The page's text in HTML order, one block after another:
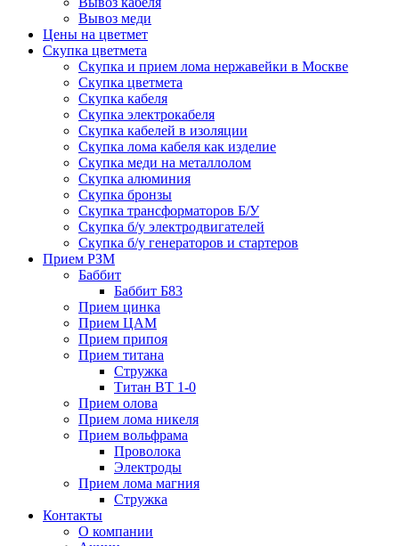
Вывоз меди
Цены на цветмет
Скупка цветмета
Скупка и прием лома нержавейки в Москве
Скупка цветмета
Скупка кабеля
Скупка электрокабеля
Скупка кабелей в изоляции
Скупка лома кабеля как изделие
Скупка меди на металлолом
Скупка алюминия
Скупка бронзы
Скупка трансформаторов Б/У
Скупка б/у электродвигателей
Скупка б/у генераторов и стартеров
Прием РЗМ
Баббит
Баббит Б83
Прием цинка
Прием ЦАМ
Прием припоя
Прием титана
Стружка
Титан ВТ 1-0
Прием олова
Прием лома никеля
Прием вольфрама
Проволока
Электроды
Прием лома магния
Стружка
Контакты
О компании